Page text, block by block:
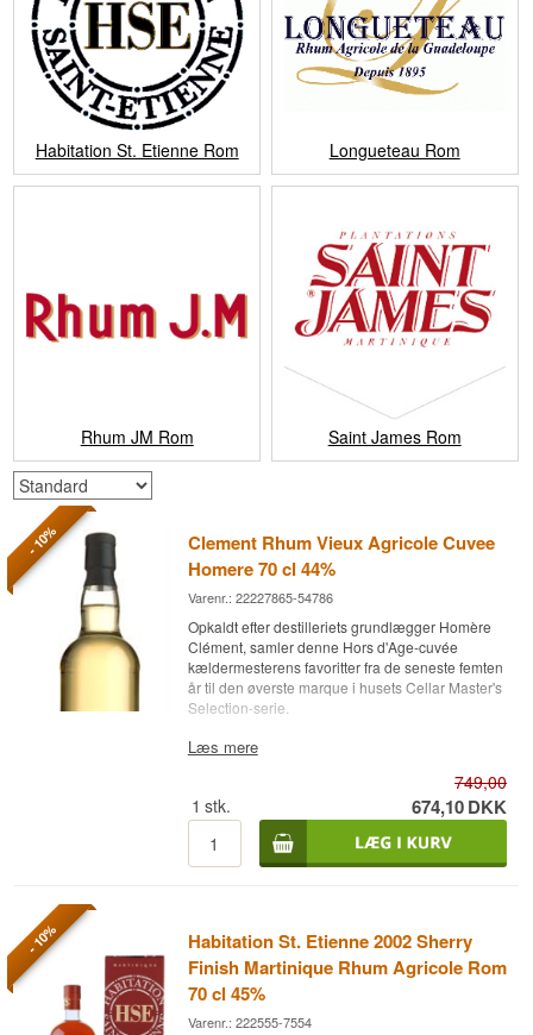
Habitation St. Etienne Rom Longueteau Rom
Rhum JM Rom Saint James Rom
- 10%
Clement Rhum Vieux Agricole Cuvee
Homere 70 cl 44%
Varenr.: 22227865-54786
Opkaldt efter destilleriets grundlægger Homère
Clément, samler denne Hors d'Age-cuvée
kældermesterens favoritter fra de seneste femten
år til den øverste marque i husets Cellar Master's
Selection-serie.
Ekspertens beskrivelse
Clement Rhum Vieux Agricole Cuvee Homere er
en Martinique Rhum Agricole uden
aldersangivelse, en blanding af rhum lagret 7 til
15 år, aftappet ved 44%.
der garanterer hvert trin af produktionen. Efter
åben tanke-gæring med fransk bagegær i 24
timer destilleres rommen på en kreolsk
kobberkolonnestill, hvorefter kældermesteren
udvælger sine favoritdestillater fra de seneste
Læs mere
749,00
1 stk. 674,10DKK
- 10%
Habitation St. Etienne 2002 Sherry
Finish Martinique Rhum Agricole Rom
70 cl 45%
Varenr.: 222555-7554